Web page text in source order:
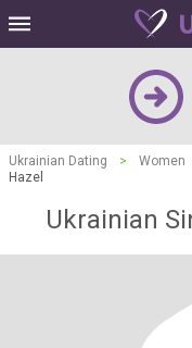
Ukrainian Dating > Women
Hazel
Ukrainian